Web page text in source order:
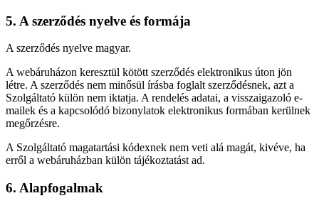
5. A szerződés nyelve és formája
A szerződés nyelve magyar.
A webáruházon keresztül kötött szerződés elektronikus úton jön
létre. A szerződés nem minősül írásba foglalt szerződésnek, azt a
Szolgáltató külön nem iktatja. A rendelés adatai, a visszaigazoló e-
mailek és a kapcsolódó bizonylatok elektronikus formában kerülnek
megőrzésre.
A Szolgáltató magatartási kódexnek nem veti alá magát, kivéve, ha
erről a webáruházban külön tájékoztatást ad.
6. Alapfogalmak